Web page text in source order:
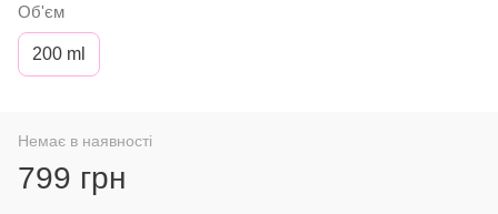
Об'єм
200 ml
Немає в наявності
799 грн